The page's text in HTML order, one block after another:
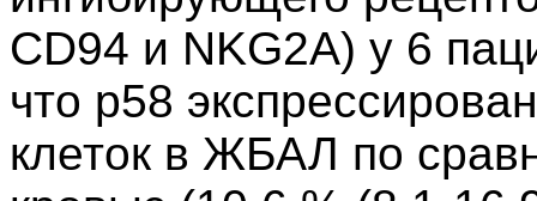
CD94 и NKG2A) у 6
что p58
клеток в ЖБАЛ по